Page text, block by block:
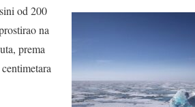
od 200
na
prema